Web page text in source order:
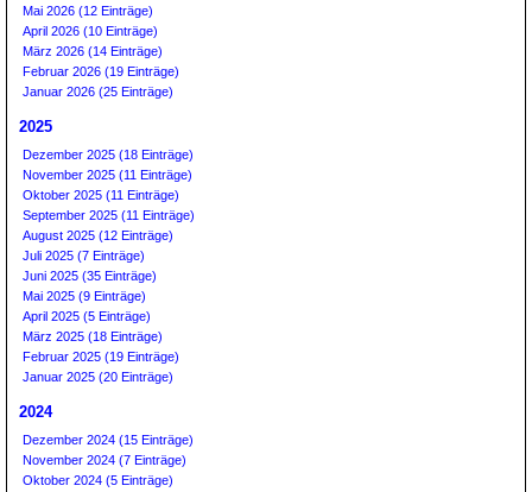
Mai 2026 (12 Einträge)
April 2026 (10 Einträge)
März 2026 (14 Einträge)
Februar 2026 (19 Einträge)
Januar 2026 (25 Einträge)
2025
Dezember 2025 (18 Einträge)
November 2025 (11 Einträge)
Oktober 2025 (11 Einträge)
September 2025 (11 Einträge)
August 2025 (12 Einträge)
Juli 2025 (7 Einträge)
Juni 2025 (35 Einträge)
Mai 2025 (9 Einträge)
April 2025 (5 Einträge)
März 2025 (18 Einträge)
Februar 2025 (19 Einträge)
Januar 2025 (20 Einträge)
2024
Dezember 2024 (15 Einträge)
November 2024 (7 Einträge)
Oktober 2024 (5 Einträge)